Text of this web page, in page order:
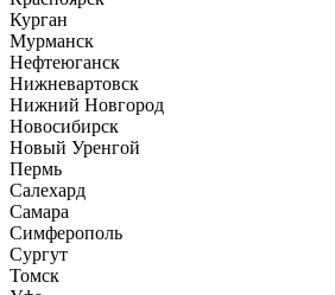
Курган
Мурманск
Нефтеюганск
Нижневартовск
Нижний Новгород
Новосибирск
Новый Уренгой
Пермь
Салехард
Самара
Симферополь
Сургут
Томск